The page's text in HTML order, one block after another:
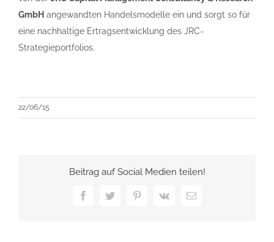
GmbH angewandten Handelsmodelle ein und sorgt so für
eine nachhaltige Ertragsentwicklung des JRC-
Strategieportfolios.
22/06/15
Beitrag auf Social Medien teilen!
FacebookTwitterPinterest
Vk
E-